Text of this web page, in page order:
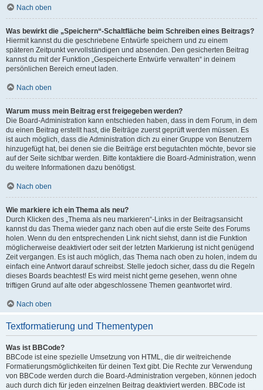
Nach oben
Was bewirkt die „Speichern“-Schaltfläche beim Schreiben eines Beitrags?
Hiermit kannst du die geschriebene Entwürfe speichern und zu einem
späteren Zeitpunkt vervollständigen und absenden. Den gesicherten Beitrag
kannst du mit der Funktion „Gespeicherte Entwürfe verwalten“ in deinem
persönlichen Bereich erneut laden.
Nach oben
Warum muss mein Beitrag erst freigegeben werden?
Die Board-Administration kann entschieden haben, dass in dem Forum, in dem
du einen Beitrag erstellt hast, die Beiträge zuerst geprüft werden müssen. Es
ist auch möglich, dass die Administration dich zu einer Gruppe von Benutzern
hinzugefügt hat, bei denen sie die Beiträge erst begutachten möchte, bevor sie
auf der Seite sichtbar werden. Bitte kontaktiere die Board-Administration, wenn
du weitere Informationen dazu benötigst.
Nach oben
Wie markiere ich ein Thema als neu?
Durch Klicken des „Thema als neu markieren“-Links in der Beitragsansicht
kannst du das Thema wieder ganz nach oben auf die erste Seite des Forums
holen. Wenn du den entsprechenden Link nicht siehst, dann ist die Funktion
möglicherweise deaktiviert oder seit der letzten Markierung ist nicht genügend
Zeit vergangen. Es ist auch möglich, das Thema nach oben zu holen, indem du
einfach eine Antwort darauf schreibst. Stelle jedoch sicher, dass du die Regeln
dieses Boards beachtest! Es wird meist nicht gerne gesehen, wenn ohne
triftigen Grund auf alte oder abgeschlossene Themen geantwortet wird.
Nach oben
Textformatierung und Thementypen
Was ist BBCode?
BBCode ist eine spezielle Umsetzung von HTML, die dir weitreichende
Formatierungsmöglichkeiten für deinen Text gibt. Die Rechte zur Verwendung
von BBCode werden durch die Board-Administration vergeben, können jedoch
auch durch dich für jeden einzelnen Beitrag deaktiviert werden. BBCode ist